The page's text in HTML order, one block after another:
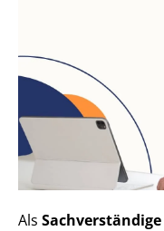
Als Sachverständige